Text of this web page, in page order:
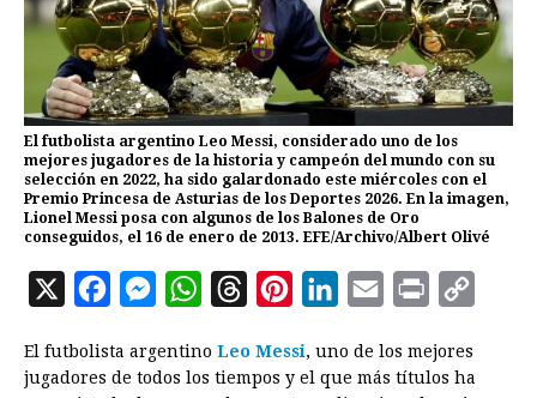
El futbolista argentino Leo Messi, considerado uno de los
mejores jugadores de la historia y campeón del mundo con su
selección en 2022, ha sido galardonado este miércoles con el
Premio Princesa de Asturias de los Deportes 2026. En la imagen,
Lionel Messi posa con algunos de los Balones de Oro
conseguidos, el 16 de enero de 2013. EFE/Archivo/Albert Olivé
X
c
M
s
W
a
r
n
n
a
i
El futbolista argentino Leo Messi, uno de los mejores
jugadores de todos los tiempos y el que más títulos ha